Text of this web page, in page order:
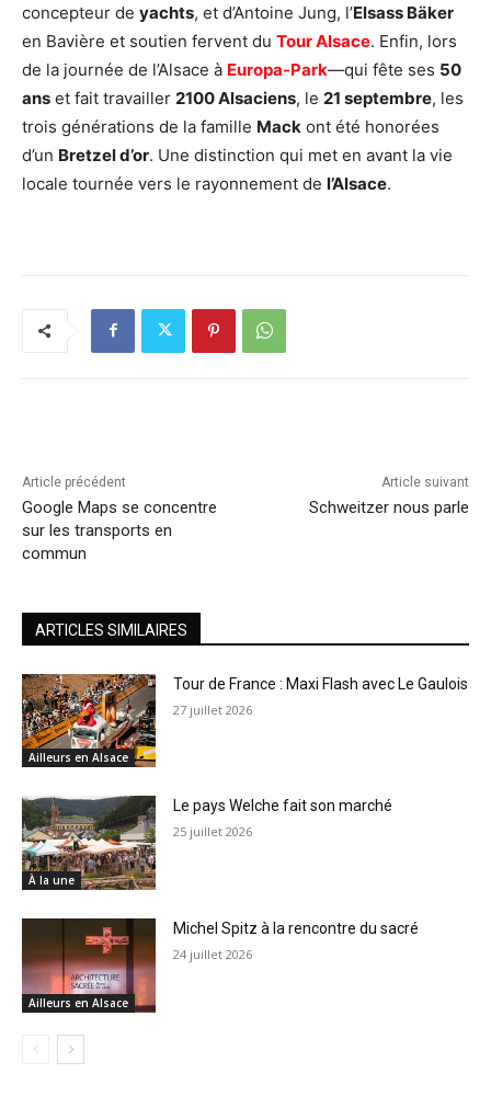
concepteur de yachts, et d’Antoine Jung, l’Elsass Bäker
en Bavière et soutien fervent du Tour Alsace. Enfin, lors
de la journée de l’Alsace à Europa-Park—qui fête ses 50
ans et fait travailler 2100 Alsaciens, le 21 septembre, les
trois générations de la famille Mack ont été honorées
d’un Bretzel d’or. Une distinction qui met en avant la vie
locale tournée vers le rayonnement de l’Alsace.
Article précédent
Google Maps se concentre
sur les transports en
commun
Article suivant
Schweitzer nous parle
ARTICLES SIMILAIRES
Ailleurs en Alsace
Tour de France : Maxi Flash avec Le Gaulois
27 juillet 2026
À la une
Le pays Welche fait son marché
25 juillet 2026
Ailleurs en Alsace
Michel Spitz à la rencontre du sacré
24 juillet 2026